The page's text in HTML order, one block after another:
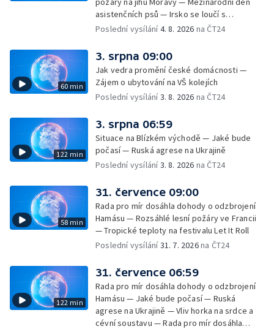
asistenčních psů — Irsko se loučí s
hudebníkem Glenem Hansardem
Poslední vysílání4. 8. 2026 na ČT24
60 min
3. srpna 09:00
Jak vedra promění české domácnosti —
Zájem o ubytování na VŠ kolejích
Poslední vysílání3. 8. 2026 na ČT24
122 min
3. srpna 06:59
Situace na Blízkém východě — Jaké bude
počasí — Ruská agrese na Ukrajině
Poslední vysílání3. 8. 2026 na ČT24
58 min
31. července 09:00
Rada pro mír dosáhla dohody o odzbrojení
Hamásu — Rozsáhlé lesní požáry ve Francii
— Tropické teploty na festivalu Let It Roll
Poslední vysílání31. 7. 2026na ČT24
122 min
31. července 06:59
Rada pro mír dosáhla dohody o odzbrojení
Hamásu — Jaké bude počasí — Ruská
agrese na Ukrajině — Vliv horka na srdce a
cévní soustavu — Rada pro mír dosáhla